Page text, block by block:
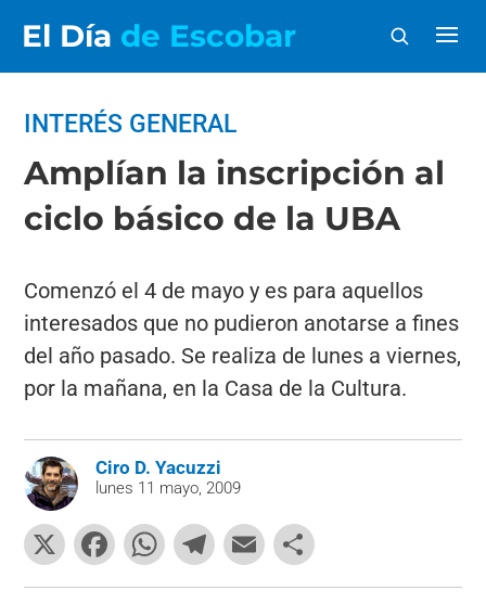
El Día de Escobar
INTERÉS GENERAL
Amplían la inscripción al
ciclo básico de la UBA
Comenzó el 4 de mayo y es para aquellos
interesados que no pudieron anotarse a fines
del año pasado. Se realiza de lunes a viernes,
por la mañana, en la Casa de la Cultura.
Ciro D. Yacuzzi
lunes 11 mayo, 2009
X
F
a
W
h
T
el
E
m o